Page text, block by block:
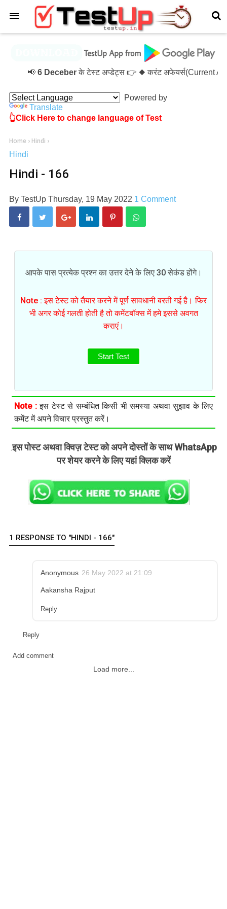
6 Deceberके टेस्ट अप्डेट्स 👉 ◆ करंट अफेयर्स(Current
Powered by
Translate
👆Click Here to change language of Test
Home › Hindi ›
Hindi
Hindi - 166
By TestUp Thursday, 19 May 2022 1 Comment
आपके पास प्रत्येक प्रश्न का उत्तर देने के लिए 30 सेकंड होंगे।
Note : इस टेस्ट को तैयार करने में पूर्ण सावधानी बरती गई है। फिर
भी अगर कोई गलती होती है तो कमेंटबॉक्स में हमे इससे अवगत
कराएं।
Start Test
Note :इस टेस्ट से सम्बंधित किसी भी समस्या अथवा सुझाव के लिए
कमेंट में अपने विचार प्रस्तुत करें।
.इस पोस्ट अथवा क्विज़ टेस्ट को अपने दोस्तों के साथ WhatsApp
पर शेयर करने के लिए यहां क्लिक करें
1 RESPONSE TO "HINDI - 166"
Anonymous 26 May 2022 at 21:09
Aakansha Rajput
Reply
Reply
Add comment
Load more...